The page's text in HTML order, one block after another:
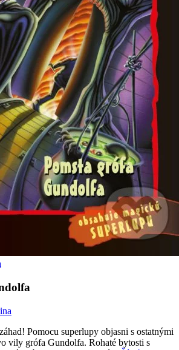
Pomocu superlupy objasni s ostatnými
vily grófa Gundolfa. Rohaté bytosti s